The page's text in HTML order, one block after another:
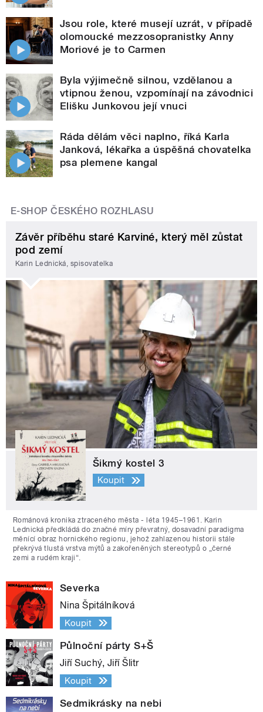
Jsou role, které musejí uzrát, v případě
olomoucké mezzosopranistky Anny
Moriové je to Carmen
Byla výjimečně silnou, vzdělanou a
vtipnou ženou, vzpomínají na závodnici
Elišku Junkovou její vnuci
Ráda dělám věci naplno, říká Karla
Janková, lékařka a úspěšná chovatelka
psa plemene kangal
E-SHOP ČESKÉHO ROZHLASU
Závěr příběhu staré Karviné, který měl zůstat
pod zemí
Karin Lednická, spisovatelka
Šikmý kostel 3
Koupit
Románová kronika ztraceného města - léta 1945–1961. Karin
Lednická předkládá do značné míry převratný, dosavadní paradigma
měnící obraz hornického regionu, jehož zahlazenou historii stále
překrývá tlustá vrstva mýtů a zakořeněných stereotypů o „černé
zemi a rudém kraji“.
Severka
Nina Špitálníková
Koupit
Půlnoční párty S+Š
Jiří Suchý, Jiří Šlitr
Koupit
Sedmikrásky na nebi